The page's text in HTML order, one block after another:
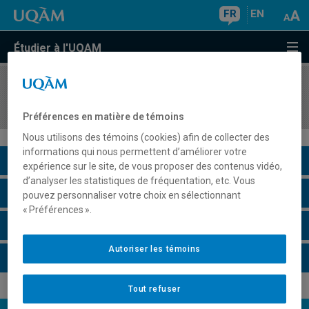
FR EN
Étudier à l'UQAM
COURS//
Description du cours
Horaire - Été 2026
Préférences en matière de témoins
Nous utilisons des témoins (cookies) afin de collecter des
informations qui nous permettent d’améliorer votre
expérience sur le site, de vous proposer des contenus vidéo,
d’analyser les statistiques de fréquentation, etc. Vous
pouvez personnaliser votre choix en sélectionnant
« Préférences ».
Tout refuser
Autoriser les témoins